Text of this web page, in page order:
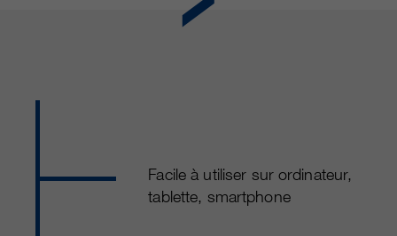
Facile à utiliser sur ordinateur,
tablette, smartphone